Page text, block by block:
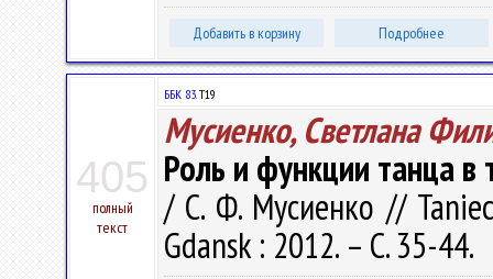
Добавить в корзину Подробнее
405
полный
текст
ББК 83.Т19
Мусиенко, Светлана
Роль и функции танца в
/ С. Ф. Мусиенко //
Gdansk : 2012. – С. 35-44.